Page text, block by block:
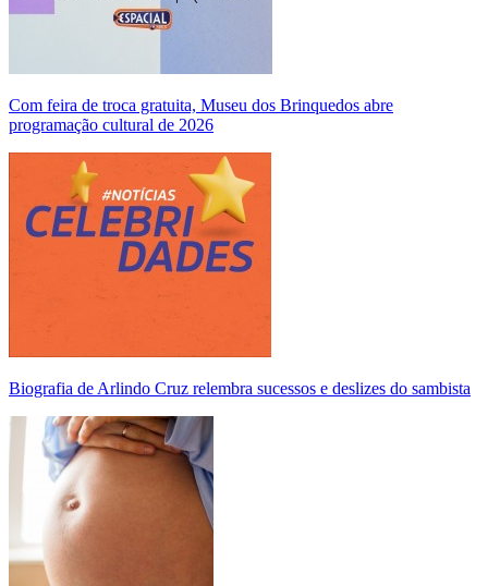
Com feira de troca gratuita, Museu dos Brinquedos abre
programação cultural de 2026
Biografia de Arlindo Cruz relembra sucessos e deslizes do sambista